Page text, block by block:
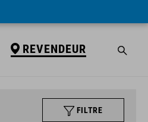
REVENDEUR
FILTRE